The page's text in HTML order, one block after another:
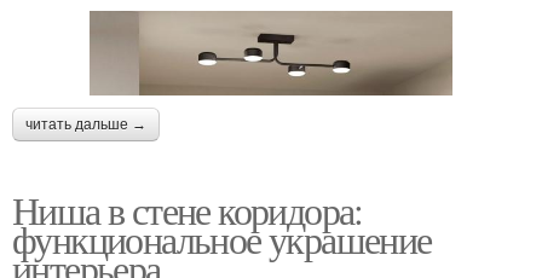
читать дальше →
Ниша в стене коридора:
функциональное украшение